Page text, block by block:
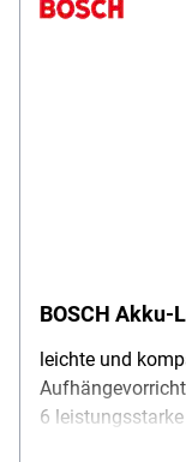
BOSCH Akku-
leichte und
6